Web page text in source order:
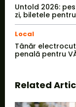
Untold 2026:
zi, biletele
Local
Tânăr
penală pentru
Related